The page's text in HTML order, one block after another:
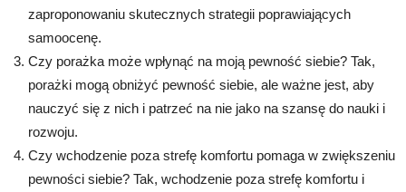
zaproponowaniu skutecznych strategii poprawiających
samoocenę.
Czy porażka może wpłynąć na moją pewność siebie? Tak,
porażki mogą obniżyć pewność siebie, ale ważne jest, aby
nauczyć się z nich i patrzeć na nie jako na szansę do nauki i
rozwoju.
Czy wchodzenie poza strefę komfortu pomaga w zwiększeniu
pewności siebie? Tak, wchodzenie poza strefę komfortu i